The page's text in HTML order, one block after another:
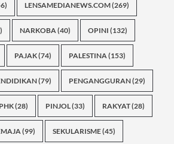
LENSAMEDIANEWS.COM(269)
NARKOBA(40) OPINI (132)
PAJAK(74) PALESTINA(153)
(79) PENGANGGURAN(29)
PHK(28) PINJOL(33) RAKYAT(28)
(99) SEKULARISME(45)